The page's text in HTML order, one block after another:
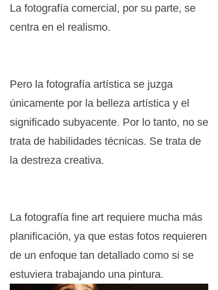
La fotografía comercial, por su parte, se
centra en el realismo.
Pero la fotografía artística se juzga
únicamente por la belleza artística y el
significado subyacente. Por lo tanto, no se
trata de habilidades técnicas. Se trata de
la destreza creativa.
La fotografía fine art requiere mucha más
planificación, ya que estas fotos requieren
de un enfoque tan detallado como si se
estuviera trabajando una pintura.